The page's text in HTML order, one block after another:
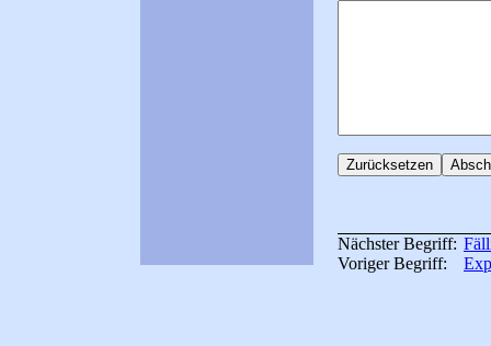
Nächster Begriff:
Voriger Begriff: